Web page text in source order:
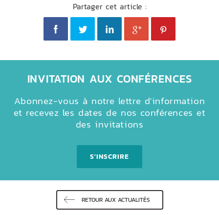
Partager cet article :
INVITATION AUX CONFÉRENCES
Abonnez-vous à notre lettre d'information
et recevez les dates de nos conférences et
des invitations
S'INSCRIRE
RETOUR AUX ACTUALITÉS